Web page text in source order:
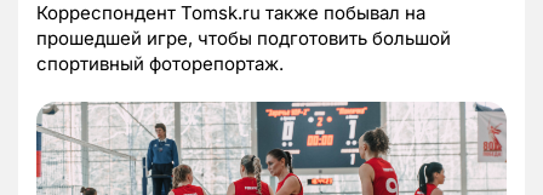
Корреспондент Tomsk.ru также побывал на
прошедшей игре, чтобы подготовить большой
спортивный фоторепортаж.